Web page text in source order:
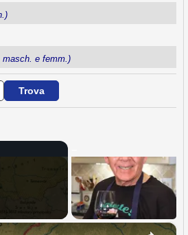
masch. e femm.)
×